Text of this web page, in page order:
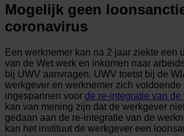
Mogelijk geen
coronavirus
Een werknemer kan na 2 jaar ziekte een
van de Wet werk en inkomen naar
bij UWV aanvragen. UWV toetst bij de
werkgever en werknemer zich voldoende
ingespannen voor de re-integratie van de
kan van mening zijn dat de werkgever
gedaan aan de re-integratie van de
kan het instituut de werkgever een